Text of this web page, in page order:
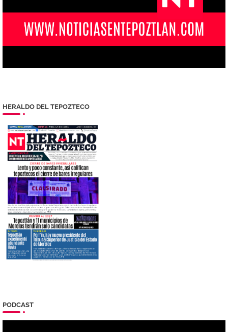
HERALDO DEL TEPOZTECO
PODCAST